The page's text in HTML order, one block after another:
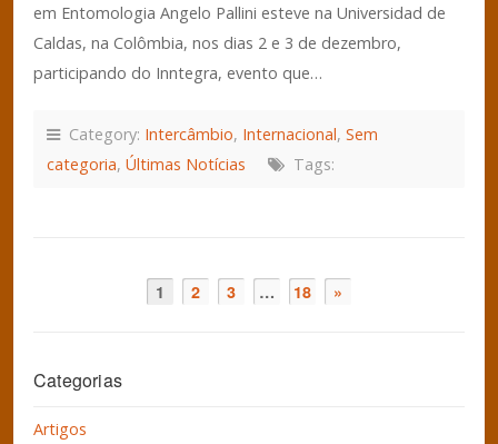
em Entomologia Angelo Pallini esteve na Universidad de
Caldas, na Colômbia, nos dias 2 e 3 de dezembro,
participando do Inntegra, evento que…
Category: Intercâmbio, Internacional, Sem
categoria, Últimas Notícias Tags:
1 2 3 … 18 »
Categorias
Artigos